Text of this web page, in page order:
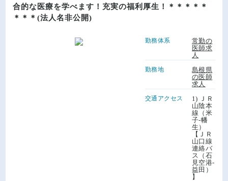
合的な医療を学べます！充実の福利厚生！＊＊＊＊＊
＊＊＊(法人名非公開)
勤務体系
常勤の
医師求
人
勤務地
島根県
の医師
求人
交通アクセス
1) ＪＲ
山陰本
線（米
子-幡
生）
【ＪＲ
山口線
連絡バ
ス（石
見空港-
益田）
】